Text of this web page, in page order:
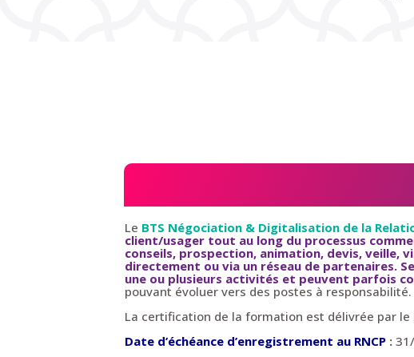
Le BTS Négociation & Digitalisation de la
client/usager tout au long du processus
conseils, prospection, animation, devis, veille,
directement ou via un réseau de partenaires.
une ou plusieurs activités et peuvent parfois
pouvant évoluer vers des postes à responsabilité.
La certification de la formation est délivrée par le
Date d’échéance d’enregistrement au RNCP :